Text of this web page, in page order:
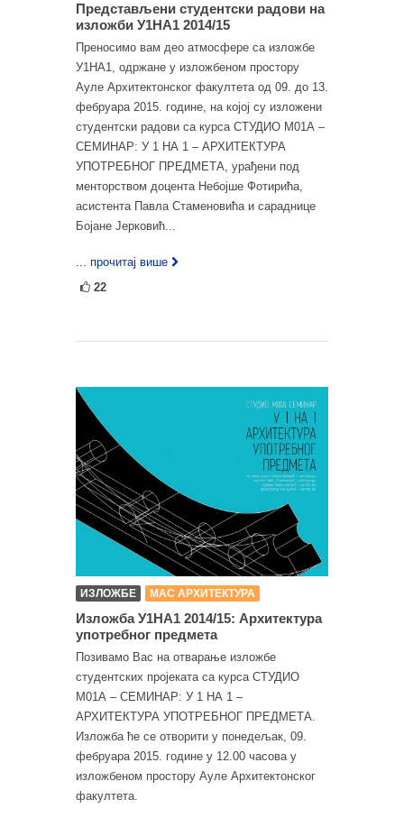
Представљени студентски радови на
изложби У1НА1 2014/15
Преносимо вам део атмосфере са изложбе
У1НА1, одржане у изложбеном простору
Ауле Архитектонског факултета од 09. до 13.
фебруара 2015. године, на којој су изложени
студентски радови са курса СТУДИО М01А –
СЕМИНАР: У 1 НА 1 – АРХИТЕКТУРА
УПОТРЕБНОГ ПРЕДМЕТА, урађени под
менторством доцента Небојше Фотирића,
асистента Павла Стаменовића и сараднице
Бојане Јерковић...
... прочитај више
22
ИЗЛОЖБЕ МАС АРХИТЕКТУРА
Изложба У1НА1 2014/15: Архитектура
употребног предмета
Позивамо Вас на отварање изложбе
студентских пројеката са курса СТУДИО
М01А – СЕМИНАР: У 1 НА 1 –
АРХИТЕКТУРА УПОТРЕБНОГ ПРЕДМЕТА.
Изложба ће се отворити у понедељак, 09.
фебруара 2015. године у 12.00 часова у
изложбеном простору Ауле Архитектонског
факултета.